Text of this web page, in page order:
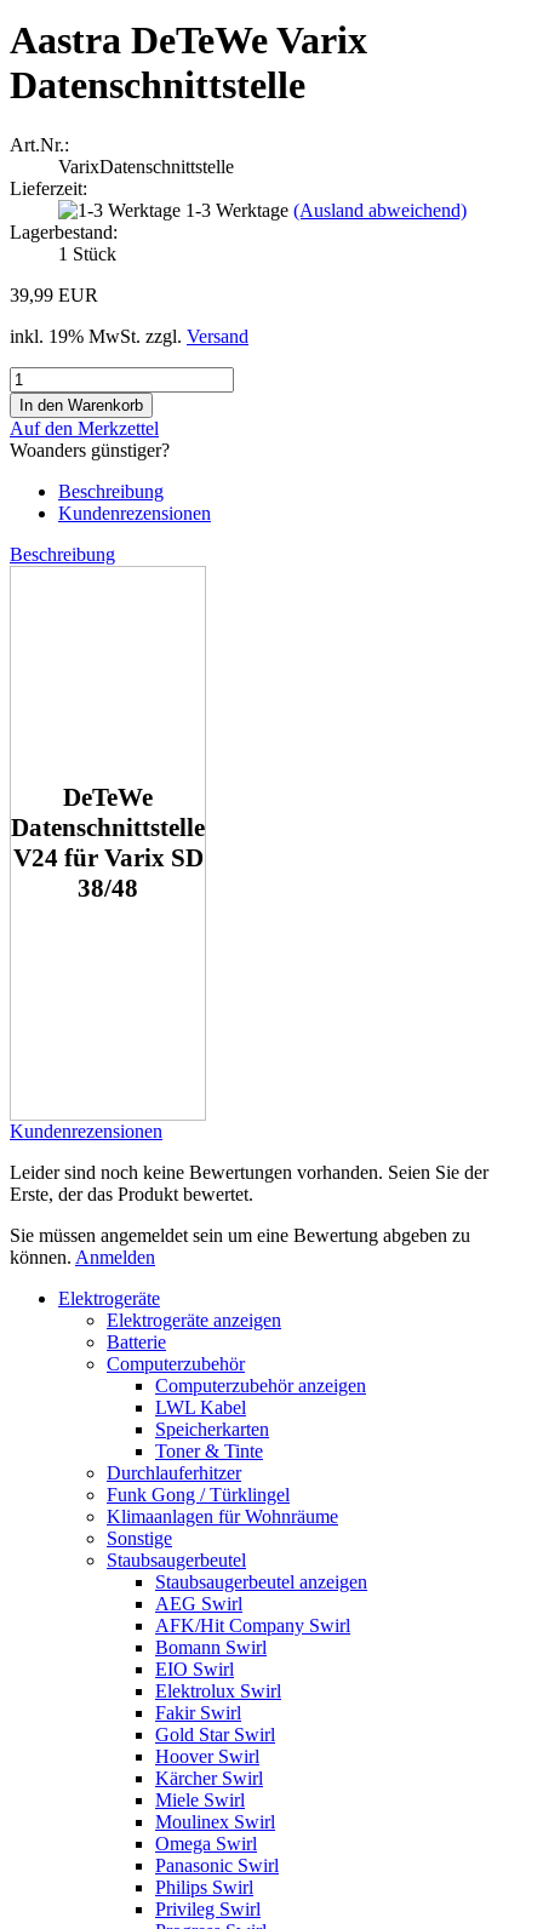
Aastra DeTeWe Varix
Datenschnittstelle
Art.Nr.:
VarixDatenschnittstelle
Lieferzeit:
1-3 Werktage (Ausland abweichend)
Lagerbestand:
1 Stück
39,99 EUR
inkl. 19% MwSt. zzgl. Versand
Auf den Merkzettel
Woanders günstiger?
Beschreibung
Kundenrezensionen
Beschreibung
DeTeWe
Datenschnittstelle
V24 für Varix SD
38/48
Kundenrezensionen
Leider sind noch keine Bewertungen vorhanden. Seien Sie der
Erste, der das Produkt bewertet.
Sie müssen angemeldet sein um eine Bewertung abgeben zu
können. Anmelden
Elektrogeräte
Elektrogeräte anzeigen
Batterie
Computerzubehör
Computerzubehör anzeigen
LWL Kabel
Speicherkarten
Toner & Tinte
Durchlauferhitzer
Funk Gong / Türklingel
Klimaanlagen für Wohnräume
Sonstige
Staubsaugerbeutel
Staubsaugerbeutel anzeigen
AEG Swirl
AFK/Hit Company Swirl
Bomann Swirl
EIO Swirl
Elektrolux Swirl
Fakir Swirl
Gold Star Swirl
Hoover Swirl
Kärcher Swirl
Miele Swirl
Moulinex Swirl
Omega Swirl
Panasonic Swirl
Philips Swirl
Privileg Swirl